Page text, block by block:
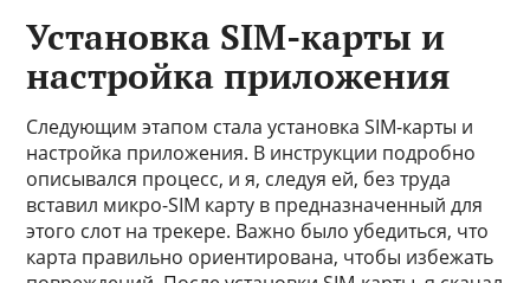
Установка SIM-карты и
настройка приложения
Следующим этапом стала установка SIM-карты и
настройка приложения. В инструкции подробно
описывался процесс, и я, следуя ей, без труда
вставил микро-SIM карту в предназначенный для
этого слот на трекере. Важно было убедиться, что
карта правильно ориентирована, чтобы избежать